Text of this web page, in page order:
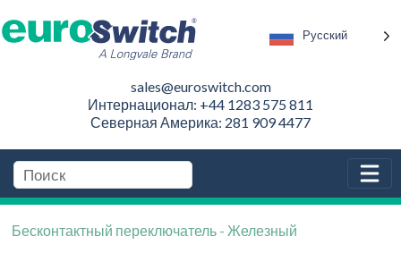
Русский
sales@euroswitch.com
Интернационал: +44 1283 575 811
Северная Америка: 281 909 4477
Бесконтактный переключатель - Железный